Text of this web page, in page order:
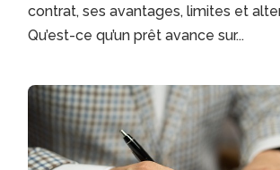
contrat, ses avantages, limites et
Qu’est-ce qu’un prêt avance sur...